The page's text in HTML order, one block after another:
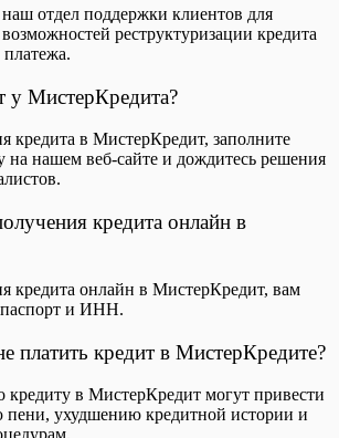
отдел поддержки клиентов для
реструктуризации кредита
у МистерКредита?
кредита в МистерКредит, заполните
на нашем веб-сайте и дождитесь решения
кредита онлайн в
кредита онлайн в МистерКредит, вам
и ИНН.
платить кредит в МистерКредите?
кредиту в МистерКредит могут привести
пени, ухудшению кредитной истории и